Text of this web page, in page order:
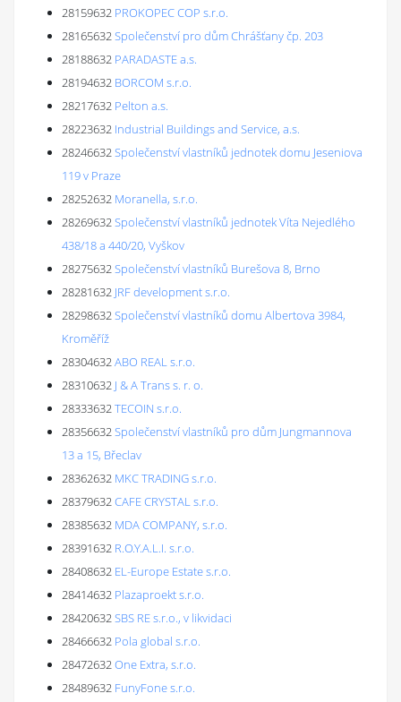
28159632 PROKOPEC COP s.r.o.
28165632Společenství pro dům Chrášťany čp. 203
28188632 PARADASTE a.s.
28194632 BORCOM s.r.o.
28217632 Pelton a.s.
28223632 Industrial Buildings and Service, a.s.
28246632Společenství vlastníků jednotek domu Jeseniova
119 v Praze
28252632 Moranella, s.r.o.
28269632Společenství vlastníků jednotek Víta Nejedlého
438/18 a 440/20, Vyškov
28275632Společenství vlastníků Burešova 8, Brno
28281632 JRF development s.r.o.
28298632Společenství vlastníků domu Albertova 3984,
Kroměříž
28304632ABO REAL s.r.o.
28310632 J & A Trans s. r. o.
28333632TECOIN s.r.o.
28356632Společenství vlastníků pro dům Jungmannova
13 a 15, Břeclav
28362632 MKC TRADING s.r.o.
28379632CAFE CRYSTAL s.r.o.
28385632 MDA COMPANY, s.r.o.
28391632 R.O.Y.A.L.I. s.r.o.
28408632 EL-Europe Estate s.r.o.
28414632 Plazaproekt s.r.o.
28420632SBS RE s.r.o., v likvidaci
28466632 Pola global s.r.o.
28472632One Extra, s.r.o.
28489632 FunyFone s.r.o.